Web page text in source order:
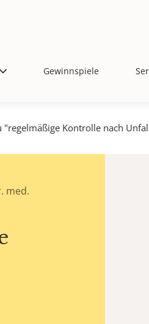
Gewinnspiele
"regelmäßige Kontrolle nach
med.